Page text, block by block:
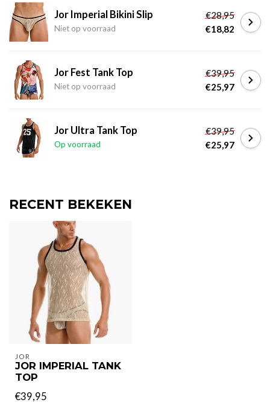
Jor Imperial Bikini Slip
Niet op voorraad
€28,95
€18,82
Jor Fest Tank Top
Niet op voorraad
€39,95
€25,97
Jor Ultra Tank Top
Op voorraad
€39,95
€25,97
RECENT BEKEKEN
JOR
JOR IMPERIAL TANK
TOP
€39,95